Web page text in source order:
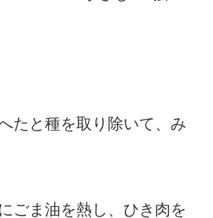
たと種を取り除いて、み
ごま油を熱し、ひき肉を